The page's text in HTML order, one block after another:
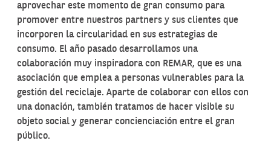
aprovechar este momento de gran consumo para
promover entre nuestros partners y sus clientes que
incorporen la circularidad en sus estrategias de
consumo. El año pasado desarrollamos una
colaboración muy inspiradora con REMAR, que es una
asociación que emplea a personas vulnerables para la
gestión del reciclaje. Aparte de colaborar con ellos con
una donación, también tratamos de hacer visible su
objeto social y generar concienciación entre el gran
público.